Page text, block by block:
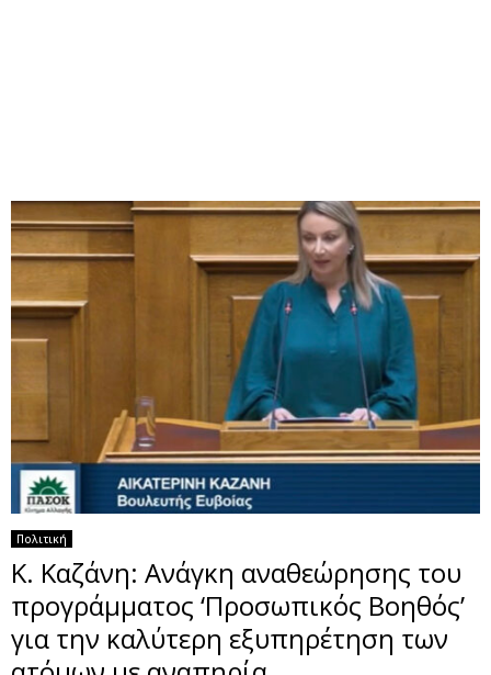
U
Πολιτική
Κ. Καζάνη: Ανάγκη αναθεώρησης του
προγράμματος ‘Προσωπικός Βοηθός’
για την καλύτερη εξυπηρέτηση των